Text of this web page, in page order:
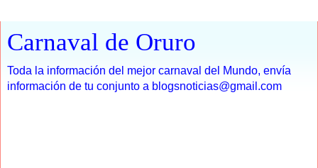
Carnaval de Oruro
Toda la información del mejor carnaval del Mundo, envía
información de tu conjunto a blogsnoticias@gmail.com